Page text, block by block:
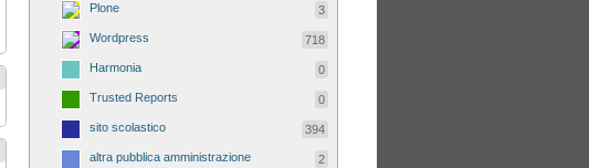
Plone 3
Wordpress 718
Harmonia 0
Trusted Reports 0
sito scolastico 394
altra pubblica amministrazione 2